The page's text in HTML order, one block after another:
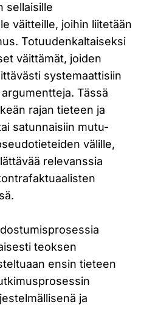
sellaisille
väitteille, joihin liitetään
Totuudenkaltaiseksi
väittämät, joiden
systemaattisiin
Tässä
rajan tieteen ja
satunnaisiin mutu-
välille,
relevanssia
teoksen
ensin tieteen
ja